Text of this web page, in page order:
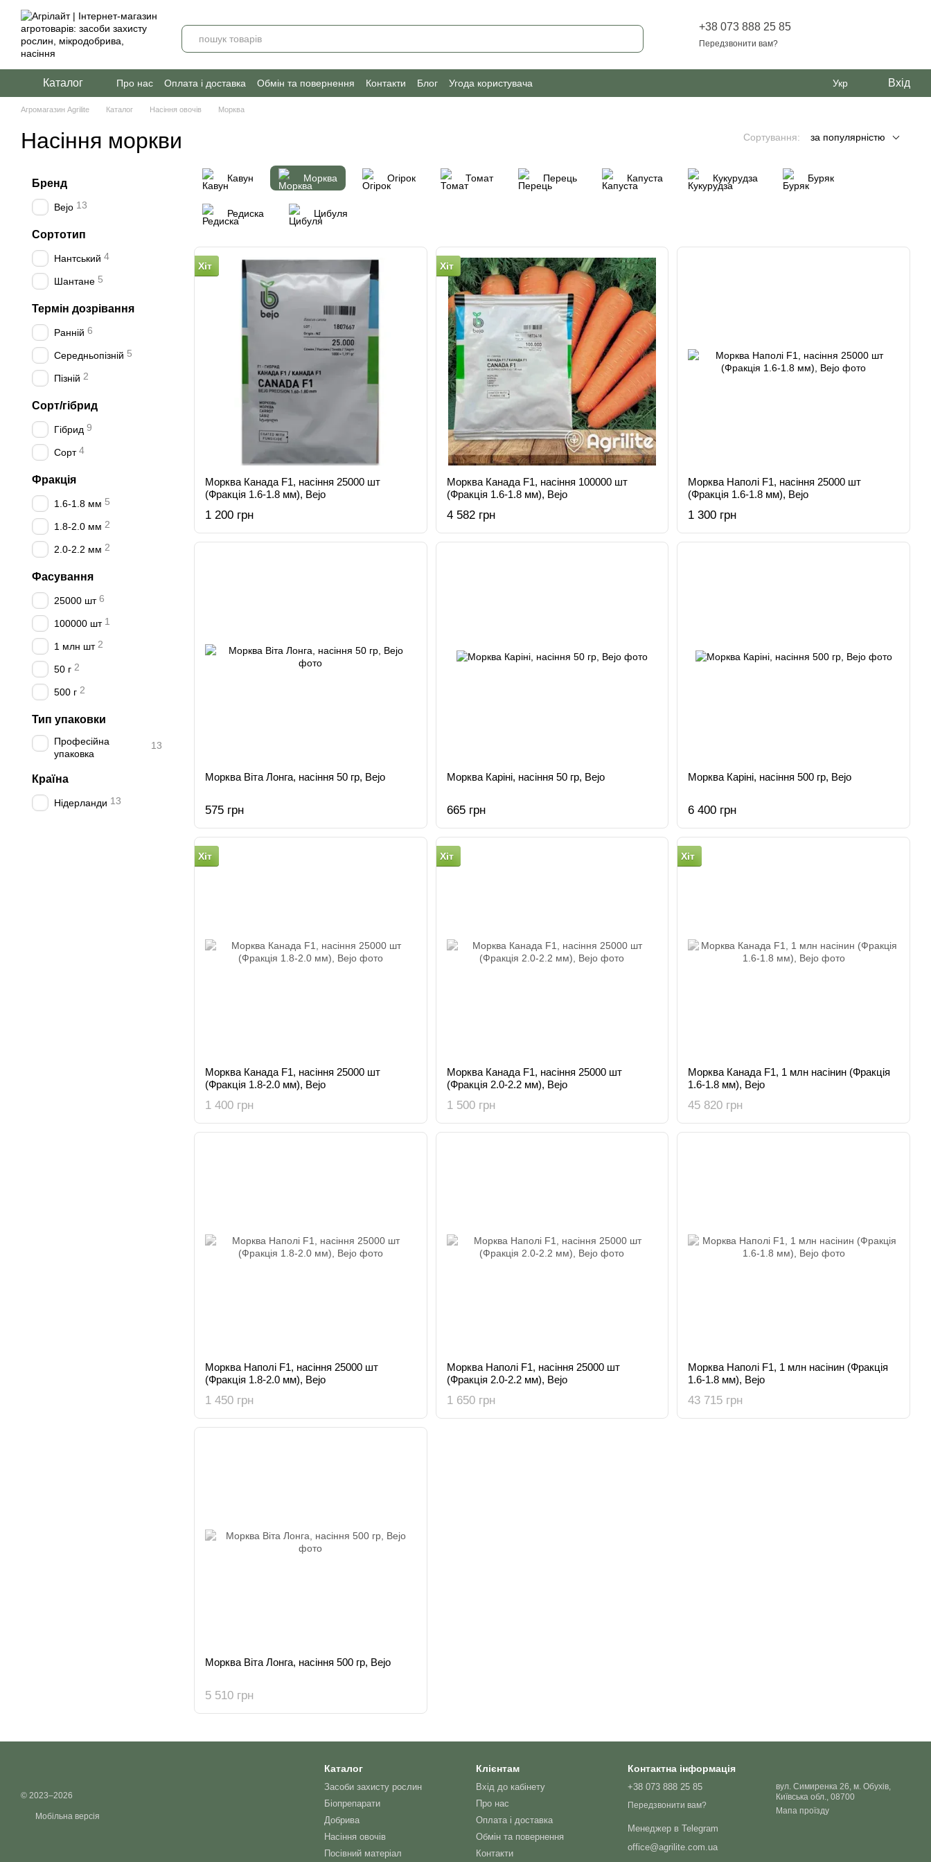
Перейти до основного контенту
+38 073 888 25 85
Передзвонити вам?
Каталог Про нас Оплата і доставка Обмін та повернення Контакти Блог Угода користувача Укр Вхід
Агромагазин Agrilite Каталог Насіння овочів Морква
Насіння моркви Сортування: за популярністю
Кавун Морква Огірок Томат Перець Капуста Кукурудза Буряк
Редиска Цибуля
Хіт
Морква Канада F1, насіння 25000 шт
(Фракція 1.6-1.8 мм), Bejo
1 200 грн
Хіт
Морква Канада F1, насіння 100000 шт
(Фракція 1.6-1.8 мм), Bejo
4 582 грн
Морква Наполі F1, насіння 25000 шт
(Фракція 1.6-1.8 мм), Bejo
1 300 грн
Морква Віта Лонга, насіння 50 гр, Bejo
575 грн
Морква Каріні, насіння 50 гр, Bejo
665 грн
Морква Каріні, насіння 500 гр, Bejo
6 400 грн
Хіт
Морква Канада F1, насіння 25000 шт
(Фракція 1.8-2.0 мм), Bejo
1 400 грн
Хіт
Морква Канада F1, насіння 25000 шт
(Фракція 2.0-2.2 мм), Bejo
1 500 грн
Хіт
Морква Канада F1, 1 млн насінин (Фракція
1.6-1.8 мм), Bejo
45 820 грн
Морква Наполі F1, насіння 25000 шт
(Фракція 1.8-2.0 мм), Bejo
1 450 грн
Морква Наполі F1, насіння 25000 шт
(Фракція 2.0-2.2 мм), Bejo
1 650 грн
Морква Наполі F1, 1 млн насінин (Фракція
1.6-1.8 мм), Bejo
43 715 грн
Морква Віта Лонга, насіння 500 гр, Bejo
5 510 грн
Бренд
Bejo 13
Сортотип
Нантський 4
Шантане 5
Термін дозрівання
Ранній 6
Середньопізній 5
Пізній 2
Сорт/гібрид
Гібрид 9
Сорт 4
Фракція
1.6-1.8 мм 5
1.8-2.0 мм 2
2.0-2.2 мм 2
Фасування
25000 шт 6
100000 шт 1
1 млн шт 2
50 г 2
500 г 2
Тип упаковки
Професійна
упаковка
13
Країна
Нідерланди 13
© 2023–2026
Мобільна версія
Каталог
Засоби захисту рослин
Біопрепарати
Добрива
Насіння овочів
Посівний матеріал
Клієнтам
Вхід до кабінету
Про нас
Оплата і доставка
Обмін та повернення
Контакти
Контактна інформація
+38 073 888 25 85
Передзвонити вам?
Менеджер в Telegram
office@agrilite.com.ua
вул. Симиренка 26, м. Обухів,
Київська обл., 08700
Мапа проїзду